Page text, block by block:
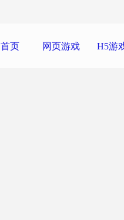
首页 网页游戏 H5游